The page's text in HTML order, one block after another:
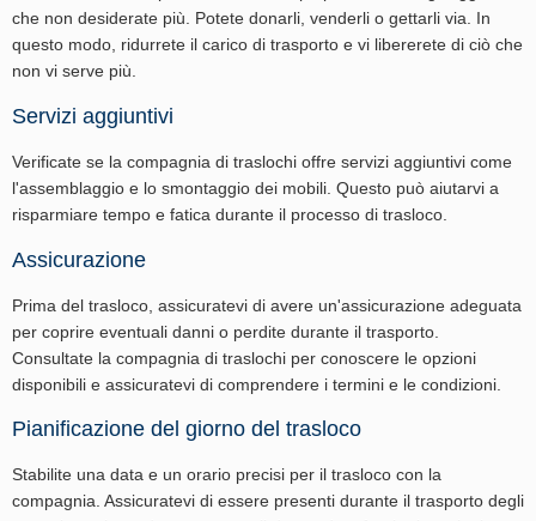
che non desiderate più. Potete donarli, venderli o gettarli via. In
questo modo, ridurrete il carico di trasporto e vi libererete di ciò che
non vi serve più.
Servizi aggiuntivi
Verificate se la compagnia di traslochi offre servizi aggiuntivi come
l'assemblaggio e lo smontaggio dei mobili. Questo può aiutarvi a
risparmiare tempo e fatica durante il processo di trasloco.
Assicurazione
Prima del trasloco, assicuratevi di avere un'assicurazione adeguata
per coprire eventuali danni o perdite durante il trasporto.
Consultate la compagnia di traslochi per conoscere le opzioni
disponibili e assicuratevi di comprendere i termini e le condizioni.
Pianificazione del giorno del trasloco
Stabilite una data e un orario precisi per il trasloco con la
compagnia. Assicuratevi di essere presenti durante il trasporto degli